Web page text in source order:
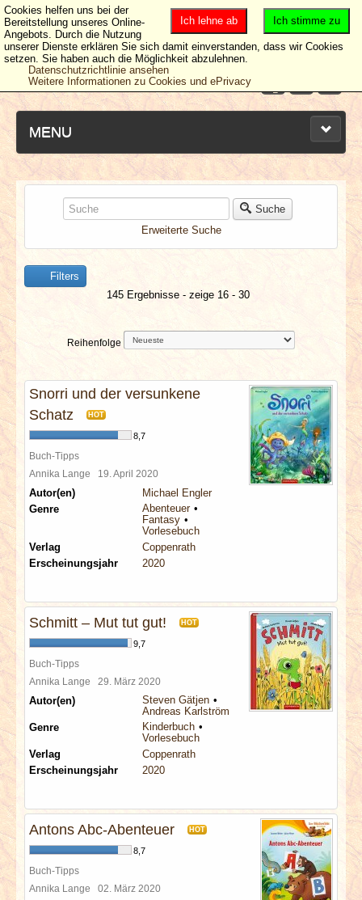
MENU
NEUESTE ARTIKEL
NEWS & DATES
BERICHTE
VERLOSUNGEN
SPECIALS
REDAKTION
LINKS
ARCHIV
Suche
Erweiterte Suche
Filters
145 Ergebnisse - zeige 16 - 30
Reihenfolge
Snorri und der versunkene
Schatz
HOT
8,7
Buch-Tipps
Annika Lange 19. April 2020
Autor(en)
Michael Engler
Genre
Abenteuer
Fantasy
Vorlesebuch
Verlag
Coppenrath
Erscheinungsjahr
2020
Schmitt – Mut tut gut! HOT
9,7
Buch-Tipps
Annika Lange 29. März 2020
Autor(en)
Steven Gätjen
Andreas Karlström
Genre
Kinderbuch
Vorlesebuch
Verlag
Coppenrath
Erscheinungsjahr
2020
Antons Abc-Abenteuer HOT
8,7
Buch-Tipps
Annika Lange 02. März 2020
Ich stimme zu
Ich lehne ab
Cookies helfen uns bei der
Bereitstellung unseres Online-
Angebots. Durch die Nutzung
unserer Dienste erklären Sie sich damit einverstanden, dass wir Cookies
setzen. Sie haben auch die Möglichkeit abzulehnen.
Datenschutzrichtlinie ansehen
Weitere Informationen zu Cookies und ePrivacy